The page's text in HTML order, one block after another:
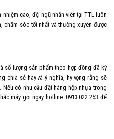
cao, đội ngũ nhân viên tại TTL luôn
sóc tốt nhất và thường xuyên được
số lượng sản phẩm theo hợp đồng đã ký
chia sẻ hay và ý nghĩa, hy vọng rằng sẽ
có nhu cầu đặt hàng hộp nhựa trong
máy gọi ngay hotline: 0913.022.253 để